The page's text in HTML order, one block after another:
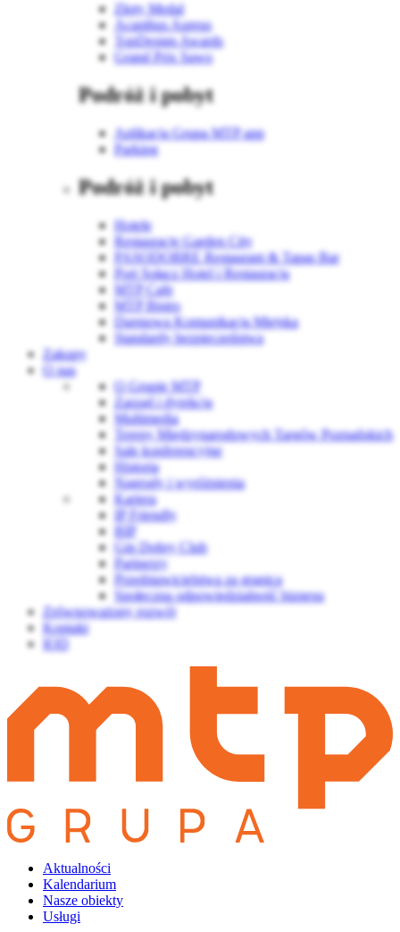
Złoty Medal
Acanthus Aureus
TopDesign Awards
Grand Prix Sawo
Podróż i pobyt
Aplikacja Grupa MTP app
Parking
Podróż i pobyt
Hotele
Restauracje Garden City
PASODOBRE Restaurant & Tapas Bar
Port Sołacz Hotel i Restauracja
MTP Cafe
MTP Bistro
Darmowa Komunikacja Miejska
Standardy bezpieczeństwa
Zakupy
O nas
O Grupie MTP
Zarząd i dyrekcja
Multimedia
Tereny Międzynarodowych Targów Poznańskich
Sale konferencyjne
Historia
Nagrody i wyróżnienia
Kariera
IP Friendly
BIP
Gin Dobry Club
Partnerzy
Przedstawicielstwa za granicą
Społeczna odpowiedzialność biznesu
Zrównoważony rozwój
Kontakt
IOD
Aktualności
Kalendarium
Nasze obiekty
Usługi